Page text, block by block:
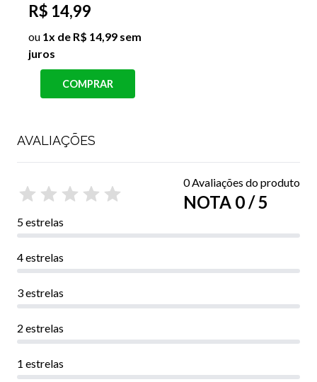
R$ 14,99
ou 1x de R$ 14,99 sem
juros
COMPRAR
AVALIAÇÕES
0 Avaliações do produto
NOTA 0 / 5
5 estrelas
4 estrelas
3 estrelas
2 estrelas
1 estrelas